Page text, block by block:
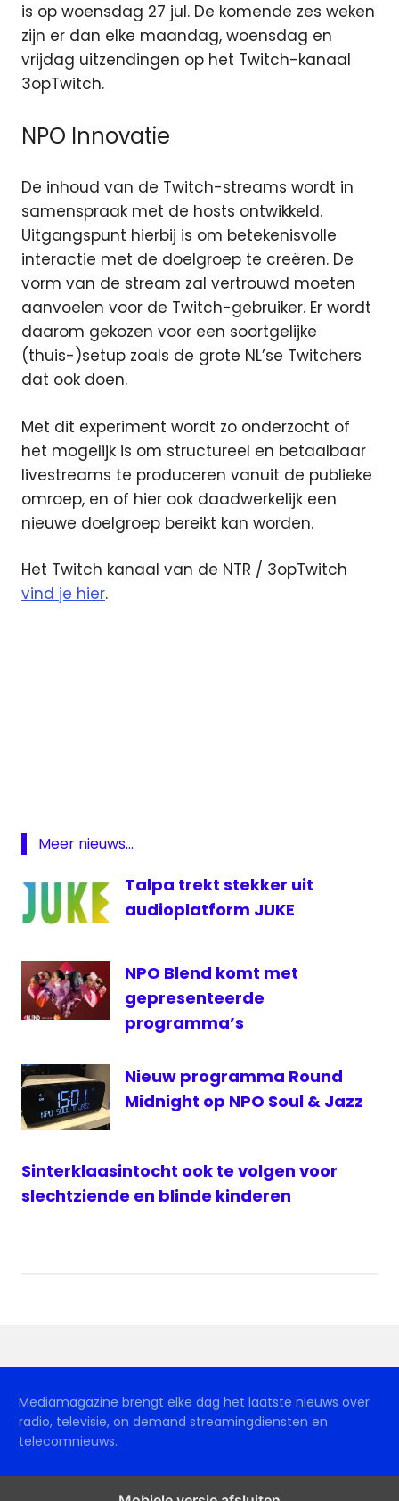
is op woensdag 27 jul. De komende zes weken
zijn er dan elke maandag, woensdag en
vrijdag uitzendingen op het Twitch-kanaal
3opTwitch.
NPO Innovatie
De inhoud van de Twitch-streams wordt in
samenspraak met de hosts ontwikkeld.
Uitgangspunt hierbij is om betekenisvolle
interactie met de doelgroep te creëren. De
vorm van de stream zal vertrouwd moeten
aanvoelen voor de Twitch-gebruiker. Er wordt
daarom gekozen voor een soortgelijke
(thuis-)setup zoals de grote NL’se Twitchers
dat ook doen.
Met dit experiment wordt zo onderzocht of
het mogelijk is om structureel en betaalbaar
livestreams te produceren vanuit de publieke
omroep, en of hier ook daadwerkelijk een
nieuwe doelgroep bereikt kan worden.
Het Twitch kanaal van de NTR / 3opTwitch
vind je hier.
Meer nieuws...
Talpa trekt stekker uit
audioplatform JUKE
NPO Blend komt met
gepresenteerde
programma’s
Nieuw programma Round
Midnight op NPO Soul & Jazz
Sinterklaasintocht ook te volgen voor
slechtziende en blinde kinderen
Mediamagazine brengt elke dag het laatste nieuws over
radio, televisie, on demand streamingdiensten en
telecomnieuws.